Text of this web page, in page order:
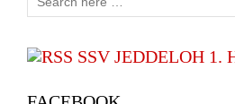
SSV JEDDELOH 1.